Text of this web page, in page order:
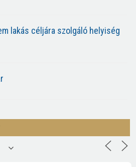
lakás céljára szolgáló helyiség